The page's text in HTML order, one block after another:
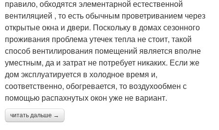
правило, обходятся элементарной естественной
вентиляцией , то есть обычным проветриванием через
открытые окна и двери. Поскольку в домах сезонного
проживания проблема утечек тепла не стоит, такой
способ вентилирования помещений является вполне
уместным, да и затрат не потребует никаких. Если же
дом эксплуатируется в холодное время и,
соответственно, обогревается, то воздухообмен с
помощью распахнутых окон уже не вариант.
читать дальше →